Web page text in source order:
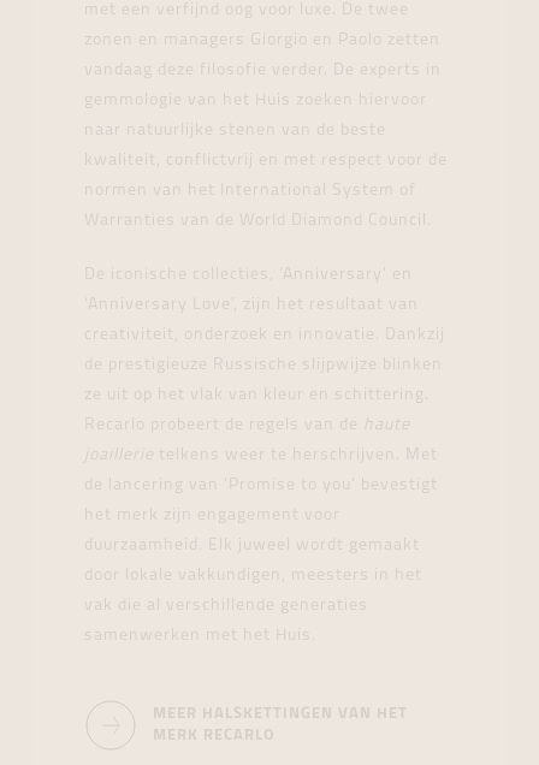
met een verfijnd oog voor luxe. De twee
zonen en managers Giorgio en Paolo zetten
vandaag deze filosofie verder. De experts in
gemmologie van het Huis zoeken hiervoor
naar natuurlijke stenen van de beste
kwaliteit, conflictvrij en met respect voor de
normen van het International System of
Warranties van de World Diamond Council.
De iconische collecties, ‘Anniversary’ en
‘Anniversary Love’, zijn het resultaat van
creativiteit, onderzoek en innovatie. Dankzij
de prestigieuze Russische slijpwijze blinken
ze uit op het vlak van kleur en schittering.
Recarlo probeert de regels van de
haute
joaillerie
telkens weer te herschrijven. Met
de lancering van ‘Promise to you’ bevestigt
het merk zijn engagement voor
duurzaamheid. Elk juweel wordt gemaakt
door lokale vakkundigen, meesters in het
vak die al verschillende generaties
samenwerken met het Huis.
MEER HALSKETTINGEN VAN HET
MERK RECARLO